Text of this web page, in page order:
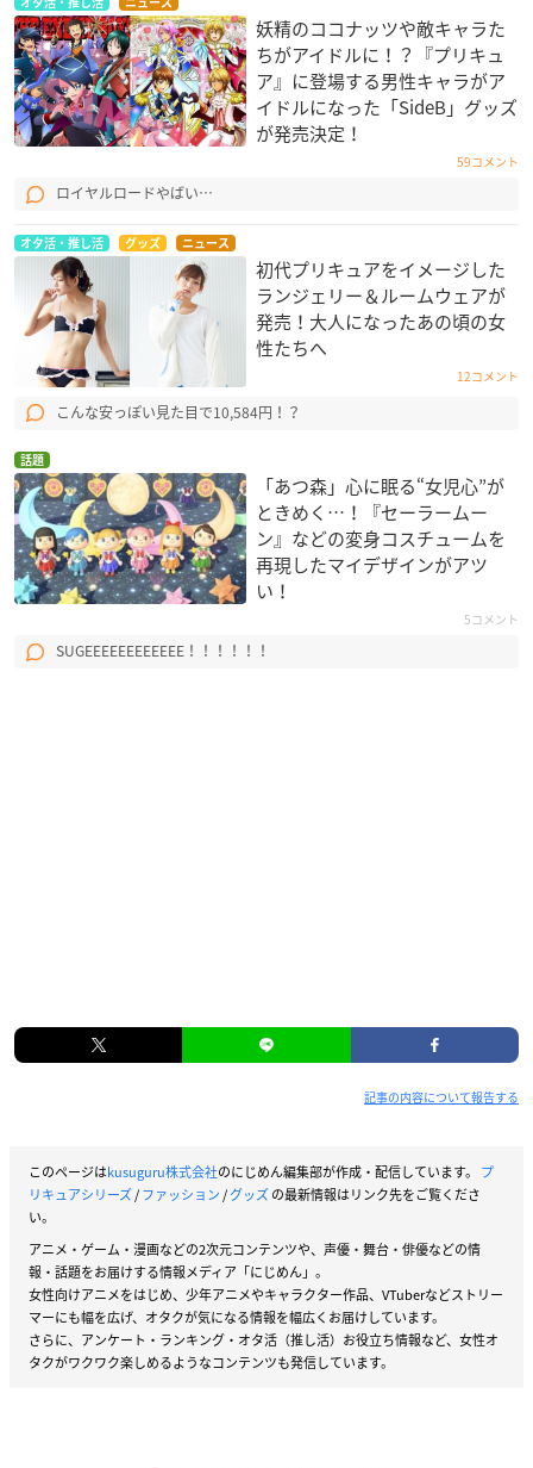
オタ活・推し活 ニュース
妖精のココナッツや敵キャラた
ちがアイドルに！？『プリキュ
ア』に登場する男性キャラがア
イドルになった「SideB」グッズ
が発売決定！
59コメント
ロイヤルロードやばい…
オタ活・推し活 グッズ ニュース
初代プリキュアをイメージした
ランジェリー＆ルームウェアが
発売！大人になったあの頃の女
性たちへ
12コメント
こんな安っぽい見た目で10,584円！？
話題
「あつ森」心に眠る“女児心”が
ときめく…！『セーラームー
ン』などの変身コスチュームを
再現したマイデザインがアツ
い！
5コメント
SUGEEEEEEEEEEEE！！！！！！
記事の内容について報告する
このページはkusuguru株式会社のにじめん編集部が作成・配信しています。 プ
リキュアシリーズ/ファッション/グッズの最新情報はリンク先をご覧くださ
い。
アニメ・ゲーム・漫画などの2次元コンテンツや、声優・舞台・俳優などの情
報・話題をお届けする情報メディア「にじめん」。
女性向けアニメをはじめ、少年アニメやキャラクター作品、VTuberなどストリー
マーにも幅を広げ、オタクが気になる情報を幅広くお届けしています。
さらに、アンケート・ランキング・オタ活（推し活）お役立ち情報など、女性オ
タクがワクワク楽しめるようなコンテンツも発信しています。